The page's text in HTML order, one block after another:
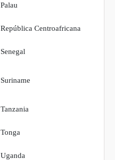
Palau
República Centroafricana
Senegal
Suriname
Tanzania
Tonga
Uganda